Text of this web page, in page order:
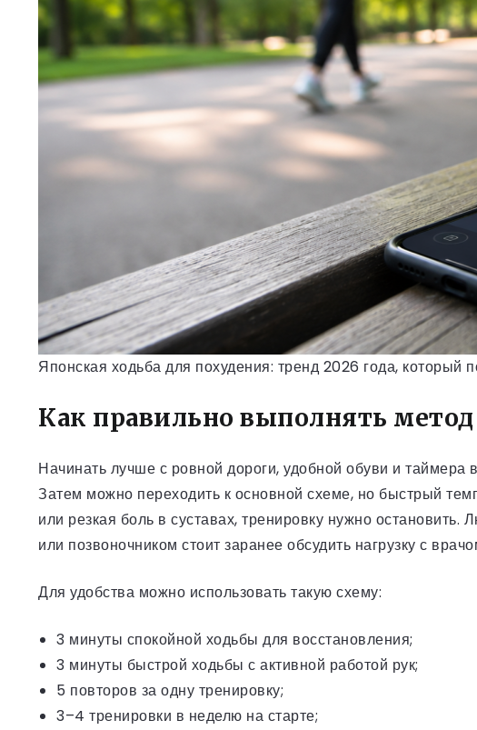
Японская ходьба для похудения: тренд 2026 года, который
Как правильно выполнять метод
Начинать лучше с ровной дороги, удобной обуви и
Затем можно переходить к основной схеме, но быстрый
или резкая боль в суставах, тренировку нужно
или позвоночником стоит заранее обсудить нагрузку с
Для удобства можно использовать такую схему:
3 минуты спокойной ходьбы для восстановления;
3 минуты быстрой ходьбы с активной работой рук;
5 повторов за одну тренировку;
3–4 тренировки в неделю на старте;